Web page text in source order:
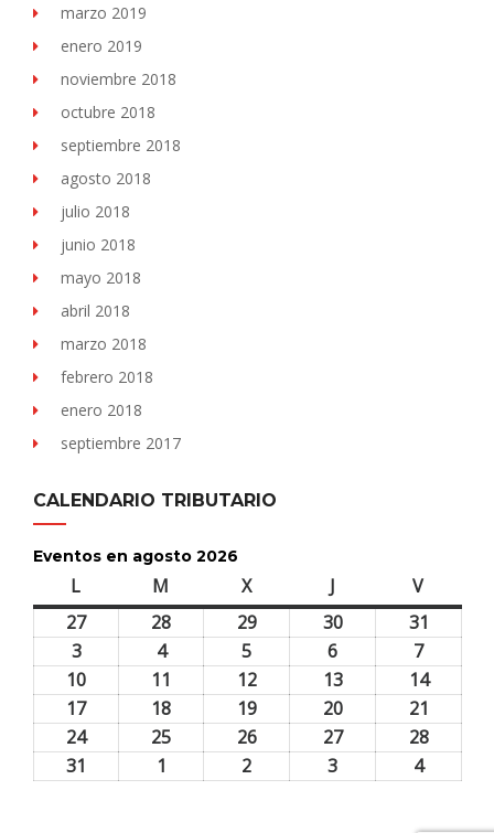
marzo 2019
enero 2019
noviembre 2018
octubre 2018
septiembre 2018
agosto 2018
julio 2018
junio 2018
mayo 2018
abril 2018
marzo 2018
febrero 2018
enero 2018
septiembre 2017
CALENDARIO TRIBUTARIO
Eventos en agosto 2026
L M Xmiércoles J Vviernes
2727
28 2929
2026
3030
2026
31
2026
33
agosto,
2026
44
agosto,
2026
5
agosto,
2026
6
agosto,
2026
77
agosto,
2026
10
agosto,
2026
11 1212
agosto,
2026
1313
agosto,
2026
1414
2026
1717
agosto,
18 1919
agosto,
2020
agosto,
21
agosto,
2424
25 2626
2727
2828
31 1 2 3 44